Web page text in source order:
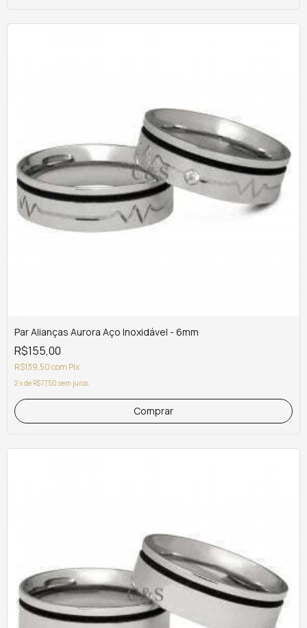
Par Alianças Aurora Aço Inoxidável - 6mm
R$155,00
R$139,50com Pix
2xde R$77,50 sem juros